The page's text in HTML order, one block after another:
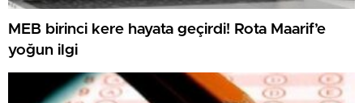
MEB birinci kere hayata geçirdi! Rota Maarif’e
yoğun ilgi